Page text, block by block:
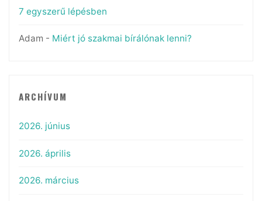
7 egyszerű lépésben
Adam - Miért jó szakmai bírálónak lenni?
ARCHÍVUM
2026. június
2026. április
2026. március